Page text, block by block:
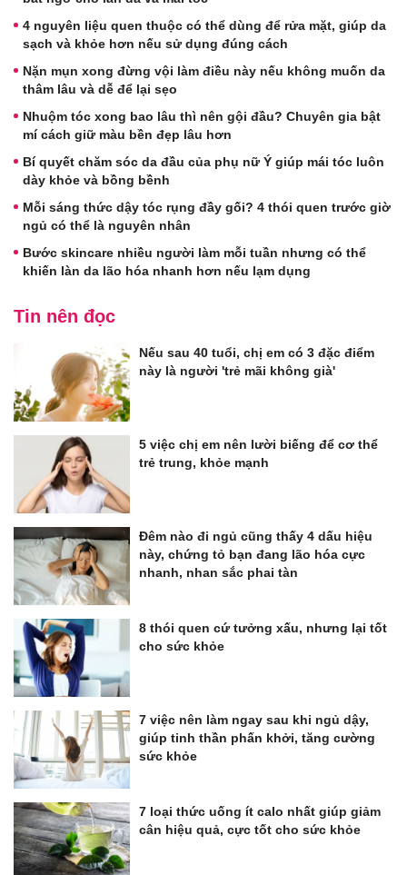
4 nguyên liệu quen thuộc có thể dùng để rửa mặt, giúp da
sạch và khỏe hơn nếu sử dụng đúng cách
Nặn mụn xong đừng vội làm điều này nếu không muốn da
thâm lâu và dễ để lại sẹo
Nhuộm tóc xong bao lâu thì nên gội đầu? Chuyên gia bật
mí cách giữ màu bền đẹp lâu hơn
Bí quyết chăm sóc da đầu của phụ nữ Ý giúp mái tóc luôn
dày khỏe và bồng bềnh
Mỗi sáng thức dậy tóc rụng đầy gối? 4 thói quen trước giờ
ngủ có thể là nguyên nhân
Bước skincare nhiều người làm mỗi tuần nhưng có thể
khiến làn da lão hóa nhanh hơn nếu lạm dụng
Tin nên đọc
Nếu sau 40 tuổi, chị em có 3 đặc điểm
này là người 'trẻ mãi không già'
5 việc chị em nên lười biếng để cơ thể
trẻ trung, khỏe mạnh
Đêm nào đi ngủ cũng thấy 4 dấu hiệu
này, chứng tỏ bạn đang lão hóa cực
nhanh, nhan sắc phai tàn
8 thói quen cứ tưởng xấu, nhưng lại tốt
cho sức khỏe
7 việc nên làm ngay sau khi ngủ dậy,
giúp tinh thần phấn khởi, tăng cường
sức khỏe
7 loại thức uống ít calo nhất giúp giảm
cân hiệu quả, cực tốt cho sức khỏe